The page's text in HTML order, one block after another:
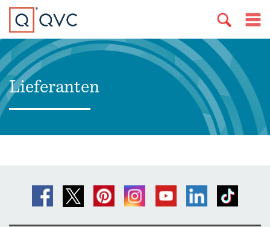
Lieferanten